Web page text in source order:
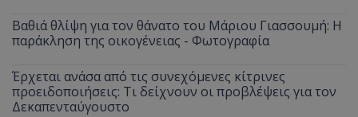
Βαθιά θλίψη για τον θάνατο του Μάριου Γιασσουμή: Η
παράκληση της οικογένειας - Φωτογραφία
Έρχεται ανάσα από τις συνεχόμενες κίτρινες
προειδοποιήσεις: Τι δείχνουν οι προβλέψεις για τον
Δεκαπενταύγουστο